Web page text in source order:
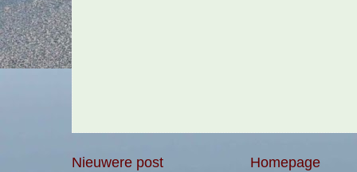
Nieuwere post Homepage